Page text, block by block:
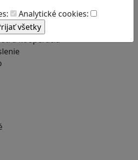
Analytické cookies:
a kooperácia